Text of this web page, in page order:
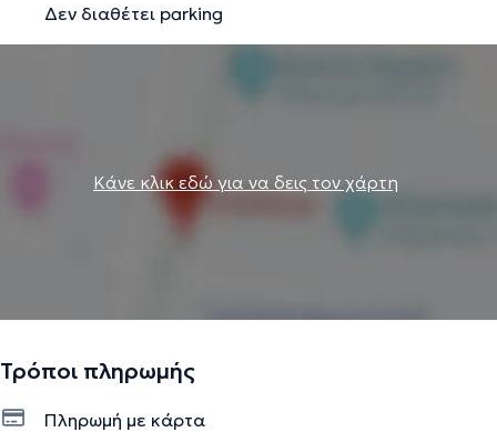
Δεν διαθέτει parking
Κάνε κλικ εδώ για να δεις τον χάρτη
Τρόποι πληρωμής
Πληρωμή με κάρτα